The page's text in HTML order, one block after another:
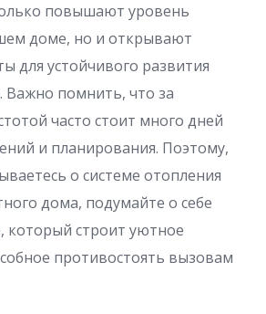
повышают уровень
доме, но и открывают
для устойчивого развития
Важно помнить, что за
часто стоит много дней
и планирования. Поэтому,
о системе отопления
дома, подумайте о себе
который строит уютное
противостоять вызовам